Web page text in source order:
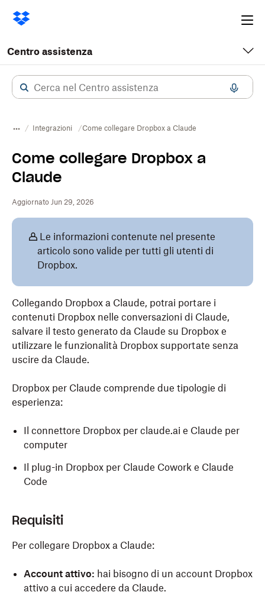
Centro assistenza
Integrazioni Come collegare Dropbox a Claude
Come collegare Dropbox a
Claude
Aggiornato Jun 29, 2026
Le informazioni contenute nel presente
articolo sono valide per tutti gli utenti di
Dropbox.
Collegando Dropbox a Claude, potrai portare i
contenuti Dropbox nelle conversazioni di Claude,
salvare il testo generato da Claude su Dropbox e
utilizzare le funzionalità Dropbox supportate senza
uscire da Claude.
Dropbox per Claude comprende due tipologie di
esperienza:
Il connettore Dropbox per claude.ai e Claude per
computer
Il plug-in Dropbox per Claude Cowork e Claude
Code
Requisiti
Per collegare Dropbox a Claude:
Account attivo: hai bisogno di un account Dropbox
attivo a cui accedere da Claude.